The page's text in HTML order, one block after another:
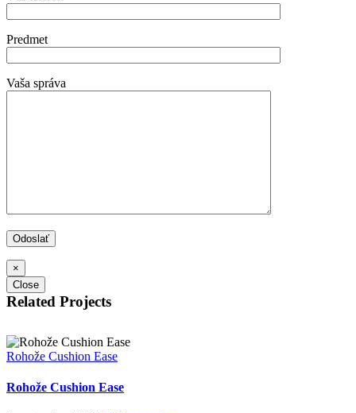
Predmet
Vaša správa
×
Close
Related Projects
Rohože Cushion Ease
Rohože Cushion Ease